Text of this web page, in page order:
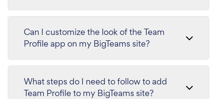
Can I customize the look of the Team
Profile app on my BigTeams site?
What steps do I need to follow to add
Team Profile to my BigTeams site?